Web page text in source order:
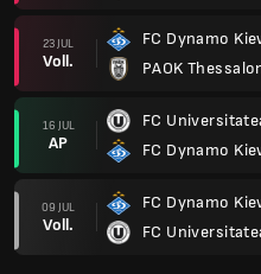
23 JUL
Voll.
FC Dynamo
PAOK
16 JUL
AP
FC
FC Dynamo
09 JUL
Voll.
FC Dynamo
FC